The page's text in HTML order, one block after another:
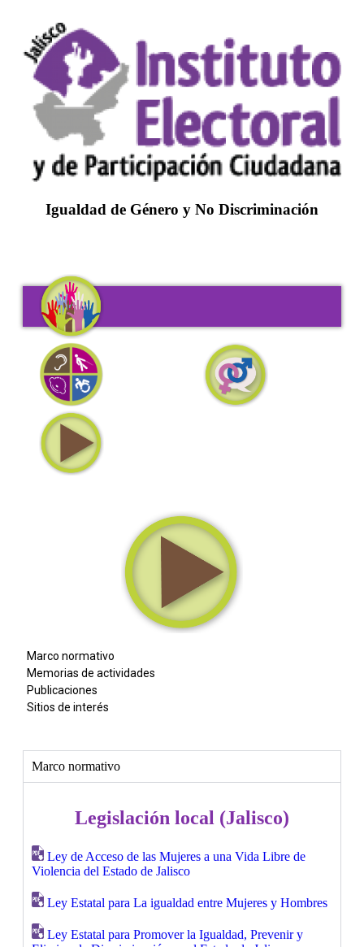
Igualdad de Género y No Discriminación
Marco normativo
Memorias de actividades
Publicaciones
Sitios de interés
Marco normativo
Legislación local (Jalisco)
Ley de Acceso de las Mujeres a una Vida Libre de
Violencia del Estado de Jalisco
Ley Estatal para La igualdad entre Mujeres y Hombres
Ley Estatal para Promover la Igualdad, Prevenir y